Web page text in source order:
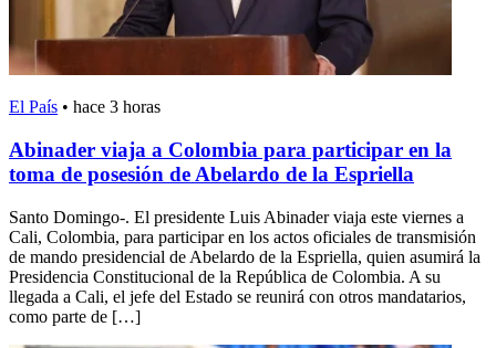
El País • hace 3 horas
Abinader viaja a Colombia para participar en la
toma de posesión de Abelardo de la Espriella
Santo Domingo-. El presidente Luis Abinader viaja este viernes a
Cali, Colombia, para participar en los actos oficiales de transmisión
de mando presidencial de Abelardo de la Espriella, quien asumirá la
Presidencia Constitucional de la República de Colombia. A su
llegada a Cali, el jefe del Estado se reunirá con otros mandatarios,
como parte de […]